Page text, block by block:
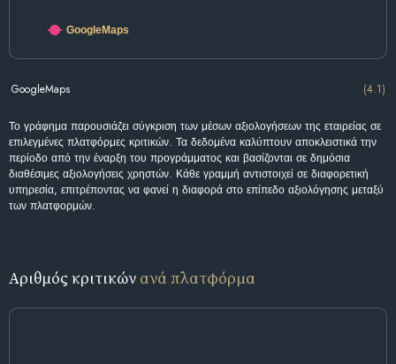
GoogleMaps
GoogleMaps (4.1)
Το γράφημα παρουσιάζει σύγκριση των μέσων αξιολογήσεων της εταιρείας σε
επιλεγμένες πλατφόρμες κριτικών. Τα δεδομένα καλύπτουν αποκλειστικά την
περίοδο από την έναρξη του προγράμματος και βασίζονται σε δημόσια
διαθέσιμες αξιολογήσεις χρηστών. Κάθε γραμμή αντιστοιχεί σε διαφορετική
υπηρεσία, επιτρέποντας να φανεί η διαφορά στο επίπεδο αξιολόγησης μεταξύ
των πλατφορμών.
Αριθμός κριτικών ανά πλατφόρμα